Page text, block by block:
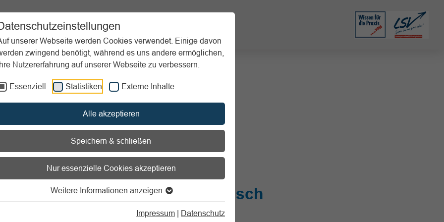
unserer Webseite werden Cookies verwendet. Einige davon
zwingend benötigt, während es uns andere ermöglichen,
Nutzererfahrung auf unserer Webseite zu verbessern.
Essenziell Statistiken Externe Inhalte
Alle akzeptieren
Speichern & schließen
Nur essenzielle Cookies akzeptieren
Weitere Informationen anzeigen
Impressum | Datenschutz
Sportpraxis Aktuelles
Positionierungs- oder Profilierungsstrategie
zum Readspeaker öffnen
oder
Vereinsangebote strategisch